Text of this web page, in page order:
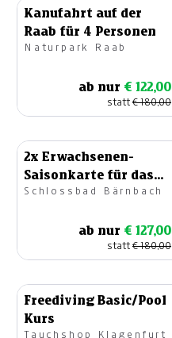
Kanufahrt auf der
Raab für 4 Personen
Naturpark Raab
ab nur € 122,00
statt€ 180,00
2x Erwachsenen-
Saisonkarte für das
Schlossbad Bärnbach
Schlossbad Bärnbach
ab nur € 127,00
statt€ 180,00
Freediving Basic/Pool
Kurs
Tauchshop Klagenfurt